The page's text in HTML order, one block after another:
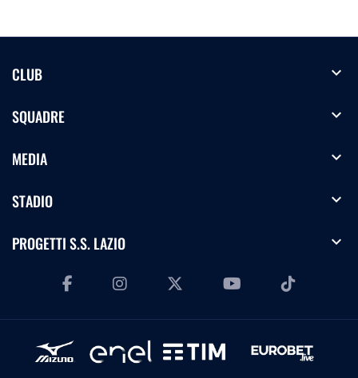
CLUB expand_more
SQUADRE expand_more
MEDIA expand_more
STADIO expand_more
PROGETTI S.S. LAZIO expand_more